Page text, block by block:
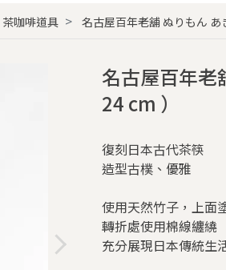
茶咖啡道具 名古屋百年老舖 ぬりもん あ
名古屋百年老
24 cm ）
復刻日本古代茶筷
造型古樸、優雅
使用天然竹子，上面
轉折處使用棉線纏繞
充分展現日本傳統生